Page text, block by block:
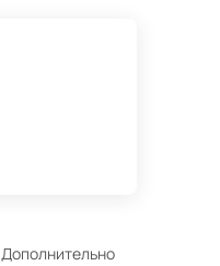
Дополнительно